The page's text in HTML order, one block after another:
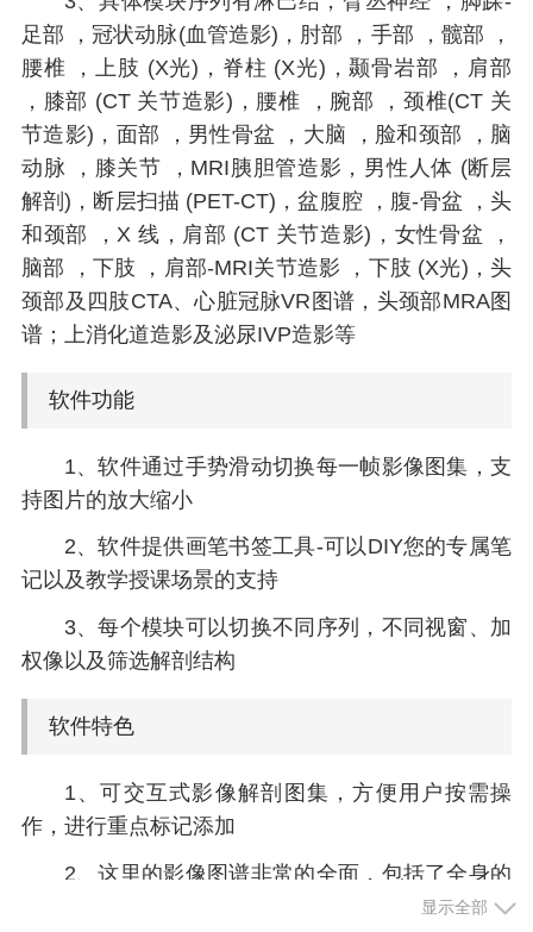
足部 ，冠状动脉(血管造影)，肘部 ，手部 ，髋部 ，
腰椎 ，上肢 (X光)，脊柱 (X光)，颞骨岩部 ，肩部
，膝部 (CT 关节造影)，腰椎 ，腕部 ，颈椎(CT 关
节造影)，面部 ，男性骨盆 ，大脑 ，脸和颈部 ，脑
动脉 ，膝关节 ，MRI胰胆管造影，男性人体 (断层
解剖)，断层扫描 (PET-CT)，盆腹腔 ，腹-骨盆 ，头
和颈部 ，X 线，肩部 (CT 关节造影)，女性骨盆 ，
脑部 ，下肢 ，肩部-MRI关节造影 ，下肢 (X光)，头
颈部及四肢CTA、心脏冠脉VR图谱，头颈部MRA图
谱；上消化道造影及泌尿IVP造影等
软件功能
1、软件通过手势滑动切换每一帧影像图集，支
持图片的放大缩小
2、软件提供画笔书签工具-可以DIY您的专属笔
记以及教学授课场景的支持
3、每个模块可以切换不同序列，不同视窗、加
权像以及筛选解剖结构
软件特色
1、可交互式影像解剖图集，方便用户按需操
作，进行重点标记添加
2、这里的影像图谱非常的全面，包括了全身的
显示全部